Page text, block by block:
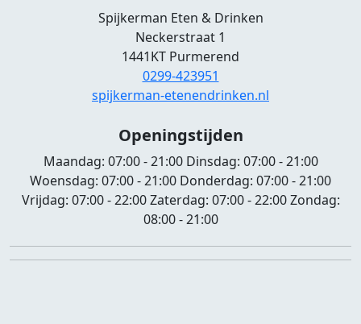
Spijkerman Eten & Drinken
Neckerstraat 1
1441KT Purmerend
0299-423951
spijkerman-etenendrinken.nl
Openingstijden
Maandag: 07:00 - 21:00Dinsdag: 07:00 - 21:00
Woensdag: 07:00 - 21:00 Donderdag: 07:00 - 21:00
Vrijdag: 07:00 - 22:00Zaterdag: 07:00 - 22:00Zondag:
08:00 - 21:00